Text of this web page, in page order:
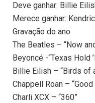
Deve ganhar: Billie
Merece ganhar:
Gravação do ano
The Beatles – “Now
Beyoncé -“Texas Hold
Billie Eilish – “Birds of
Chappell Roan –
Charli XCX – “360”